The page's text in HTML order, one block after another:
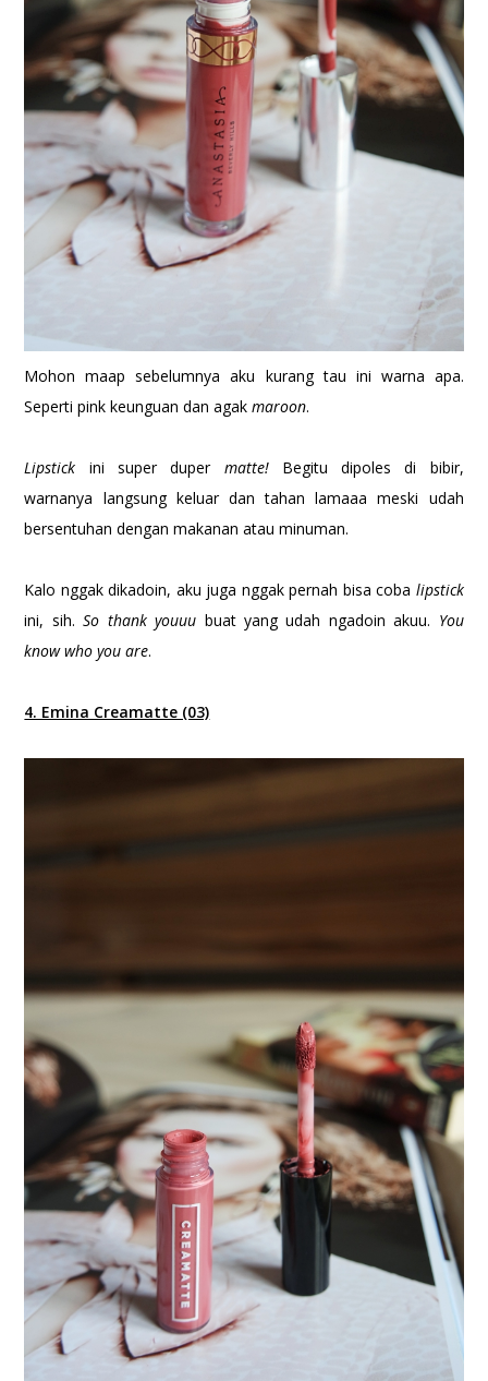
Mohon maap sebelumnya aku kurang tau ini warna apa.
Seperti pink keunguan dan agakmaroon.
Lipstick ini super duper matte! Begitu dipoles di bibir,
warnanya langsung keluar dan tahan lamaaa meski udah
bersentuhan dengan makanan atau minuman.
Kalo nggak dikadoin, aku juga nggak pernah bisa coba lipstick
ini, sih.So thank youuu buat yang udah ngadoin akuu. You
know who you are.
4. Emina Creamatte (03)